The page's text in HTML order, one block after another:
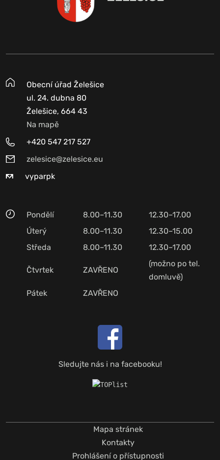
Obecní úřad Želešice
ul. 24. dubna 80
Želešice, 664 43
Na mapě
+420 547 217 527
zelesice@zelesice.eu
vyparpk
Pondělí 8.00–11.30
12.30–17.00
Úterý
8.00–11.30
12.30–15.00
Středa
8.00–11.30 12.30–17.00
Čtvrtek ZAVŘENO
(možno po tel.
domluvě)
Pátek
ZAVŘENO
Sledujte nás i na facebooku!
Mapa stránek
Kontakty
Prohlášení o přístupnosti